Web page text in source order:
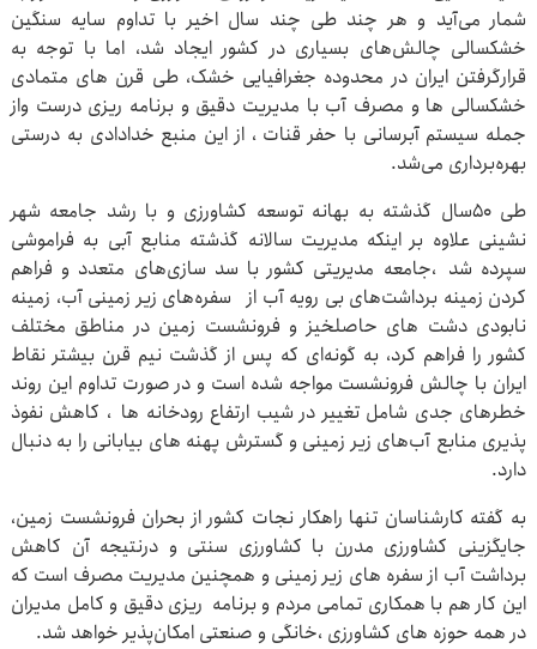
شمار می‌آید و هر چند طی چند سال اخیر با تداوم سایه سنگین
خشکسالی چالش‌های بسیاری در کشور ایجاد شد، اما با توجه به
قرارگرفتن ایران در محدوده جغرافیایی خشک، طی قرن های متمادی
خشکسالی ها و مصرف آب با مدیریت دقیق و برنامه ریزی درست واز
جمله سیستم آبرسانی با حفر قنات ، از این منبع خدادادی به درستی
بهره‌برداری می‌شد.
طی ۵۰سال گذشته به بهانه توسعه کشاورزی و با رشد جامعه شهر
نشینی علاوه بر اینکه مدیریت سالانه گذشته منابع آبی به فراموشی
سپرده شد ،جامعه مدیریتی کشور با سد سازی‌های متعدد و فراهم
کردن زمینه برداشت‌های بی رویه آب از سفره‌های زیر زمینی آب، زمینه
نابودی دشت های حاصلخیز و فرونشست زمین در مناطق مختلف
کشور را فراهم کرد، به گونه‌ای که پس از گذشت نیم قرن بیشتر نقاط
ایران با چالش فرونشست مواجه شده است و در صورت تداوم این روند
خطرهای جدی شامل تغییر در شیب ارتفاع رودخانه ها ، کاهش نفوذ
پذیری منابع آب‌های زیر زمینی و گسترش پهنه های بیابانی را به دنبال
دارد.
به گفته کارشناسان تنها راهکار نجات کشور از بحران فرونشست زمین،
جایگزینی کشاورزی مدرن با کشاورزی سنتی و درنتیجه آن کاهش
برداشت آب از سفره های زیر زمینی و همچنین مدیریت مصرف است که
این کار هم با همکاری تمامی مردم و برنامه ریزی دقیق و کامل مدیران
در همه حوزه های کشاورزی ،خانگی و صنعتی امکان‌پذیر خواهد شد.